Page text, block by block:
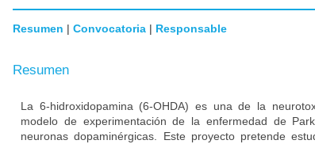
Resumen | Convocatoria | Responsable
Resumen
La 6-hidroxidopamina (6-OHDA) es una de la
modelo de experimentación de la enfermedad de
neuronas dopaminérgicas. Este proyecto pretende